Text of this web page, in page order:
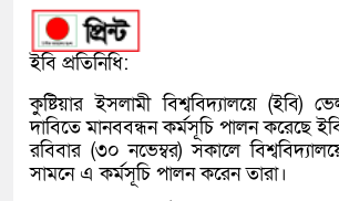
ইবি প্রতিনিধি:
কুষ্টিয়ার ইসলামী বিশ্ববিদ্যালয়ে (ইবি)
দাবিতে মানববন্ধন কর্মসূচি পালন করেছে ইবি
রবিবার (৩০ নভেম্বর) সকালে
সামনে এ কর্মসূচি পালন করেন তারা।